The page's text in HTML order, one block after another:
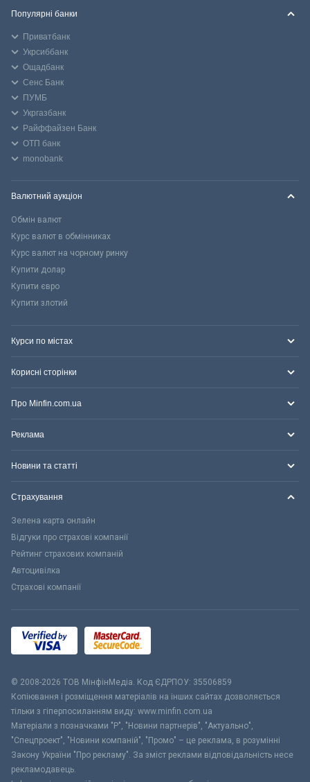
Популярні банки
Приватбанк
Укрсиббанк
Ощадбанк
Сенс Банк
ПУМБ
Укргазбанк
Райффайзен Банк
ОТП банк
monobank
Валютний аукціон
Обмін валют
Курс валют в обмінниках
Курс валют на чорному ринку
Купити долар
Купити євро
Купити злотий
Курси по містах
Корисні сторінки
Про Minfin.com.ua
Реклама
Новини та статті
Страхування
Зелена карта онлайн
Відгуки про страхові компанії
Рейтинг страхових компаній
Автоцивілка
Страхові компанії
© 2008-2026 ТОВ МiнфiнМедiа. Код ЄДРПОУ: 35506859
Копіювання і розміщення матеріалів на інших сайтах дозволяється
тільки з гіперпосиланням виду: www.minfin.com.ua
Матеріали з позначками "Р", "Новини партнерів", "Актуально",
"Спецпроект", "Новини компаній", "Промо" – це реклама, в розумінні
Закону України "Про рекламу". За зміст реклами відповідальність несе
рекламодавець.